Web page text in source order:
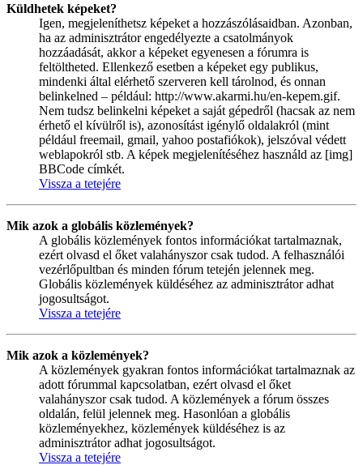
Küldhetek képeket?
Igen, megjeleníthetsz képeket a hozzászólásaidban. Azonban,
ha az adminisztrátor engedélyezte a csatolmányok
hozzáadását, akkor a képeket egyenesen a fórumra is
feltöltheted. Ellenkező esetben a képeket egy publikus,
mindenki által elérhető szerveren kell tárolnod, és onnan
belinkelned – például: http://www.akarmi.hu/en-kepem.gif.
Nem tudsz belinkelni képeket a saját gépedről (hacsak az nem
érhető el kívülről is), azonosítást igénylő oldalakról (mint
például freemail, gmail, yahoo postafiókok), jelszóval védett
weblapokról stb. A képek megjelenítéséhez használd az [img]
BBCode címkét.
Vissza a tetejére
Mik azok a globális közlemények?
A globális közlemények fontos információkat tartalmaznak,
ezért olvasd el őket valahányszor csak tudod. A felhasználói
vezérlőpultban és minden fórum tetején jelennek meg.
Globális közlemények küldéséhez az adminisztrátor adhat
jogosultságot.
Vissza a tetejére
Mik azok a közlemények?
A közlemények gyakran fontos információkat tartalmaznak az
adott fórummal kapcsolatban, ezért olvasd el őket
valahányszor csak tudod. A közlemények a fórum összes
oldalán, felül jelennek meg. Hasonlóan a globális
közleményekhez, közlemények küldéséhez is az
adminisztrátor adhat jogosultságot.
Vissza a tetejére